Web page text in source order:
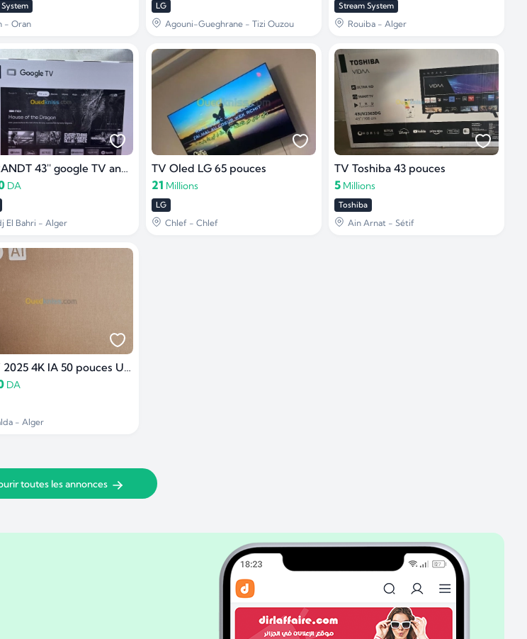
- Oran
LG
Agouni-Gueghrane - Tizi Ouzou
Stream System
Rouiba - Alger
TV BRANDT 43'' google TV android 14
DA
El Bahri - Alger
TV Oled LG 65 pouces
21 Millions
LG
Chlef - Chlef
TV Toshiba 43 pouces
5 Millions
Toshiba
Ain Arnat - Sétif
LG TV 2025 4K IA 50 pouces UA85
DA
- Alger
toutes les annonces